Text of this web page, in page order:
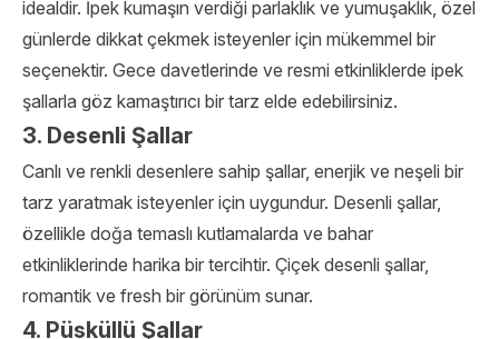
idealdir. İpek kumaşın verdiği parlaklık ve yumuşaklık, özel
günlerde dikkat çekmek isteyenler için mükemmel bir
seçenektir. Gece davetlerinde ve resmi etkinliklerde ipek
şallarla göz kamaştırıcı bir tarz elde edebilirsiniz.
3. Desenli Şallar
Canlı ve renkli desenlere sahip şallar, enerjik ve neşeli bir
tarz yaratmak isteyenler için uygundur. Desenli şallar,
özellikle doğa temaslı kutlamalarda ve bahar
etkinliklerinde harika bir tercihtir. Çiçek desenli şallar,
romantik ve fresh bir görünüm sunar.
4. Püsküllü Şallar